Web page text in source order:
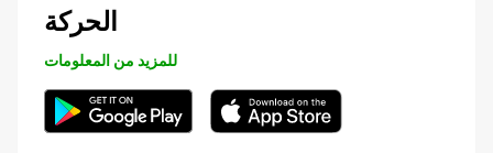
الحركة
للمزيد من المعلومات